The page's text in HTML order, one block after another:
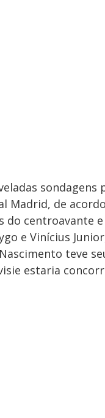
sondagens
Madrid, de
do centroavante
e Vinícius
teve
estaria